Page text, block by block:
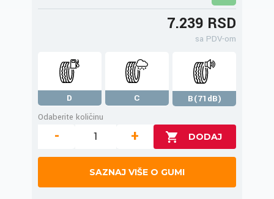
7.239 RSD
sa PDV-om
D C
B(71dB)
Odaberite količinu
- +
SAZNAJ VIŠE O GUMI